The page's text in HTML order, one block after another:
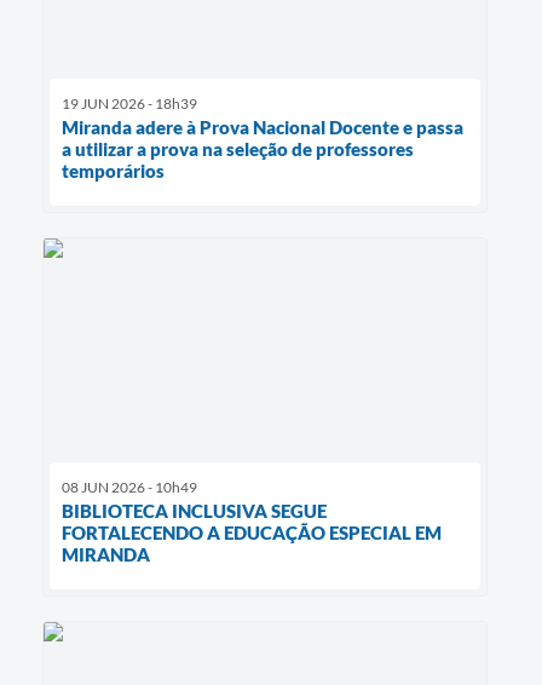
19 JUN 2026 - 18h39
Miranda adere à Prova Nacional Docente e passa
a utilizar a prova na seleção de professores
temporários
08 JUN 2026 - 10h49
BIBLIOTECA INCLUSIVA SEGUE
FORTALECENDO A EDUCAÇÃO ESPECIAL EM
MIRANDA